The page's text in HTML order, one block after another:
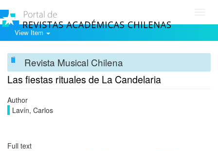
View Item
Revista Musical Chilena
Las fiestas rituales de La Candelaria
Author
Lavín, Carlos
Full text